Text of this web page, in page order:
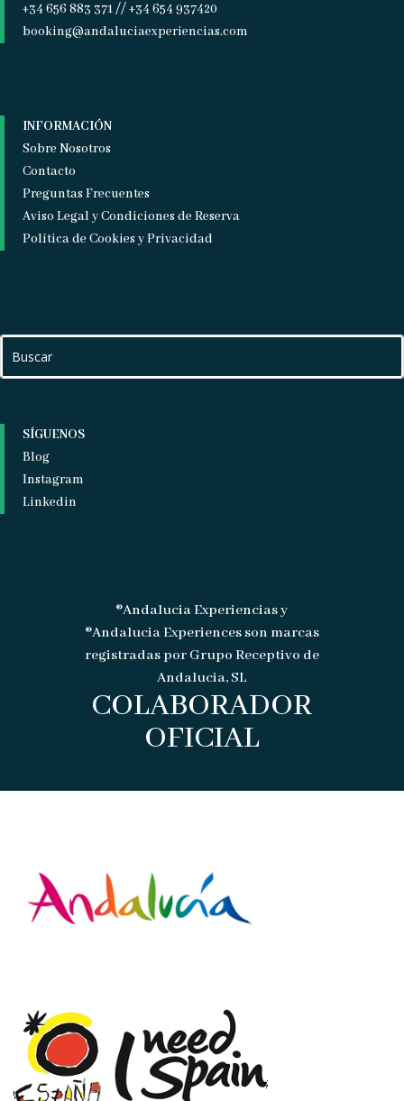
+34 656 883 371 // +34 654 937420
booking@andaluciaexperiencias.com
INFORMACIÓN
Sobre Nosotros
Contacto
Preguntas Frecuentes
Aviso Legal y Condiciones de Reserva
Política de Cookies y Privacidad
SÍGUENOS
Blog
Instagram
Linkedin
®Andalucia Experiencias y
®Andalucia Experiences son marcas
registradas por Grupo Receptivo de
Andalucia, SL
COLABORADOR
OFICIAL